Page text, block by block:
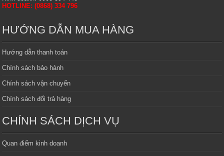
HOTLINE: (0868) 334 796
HƯỚNG DẪN MUA HÀNG
Hướng dẫn thanh toán
Chính sách bảo hành
Chính sách vận chuyển
Chính sách đổi trả hàng
CHÍNH SÁCH DỊCH VỤ
Quan điểm kinh doanh